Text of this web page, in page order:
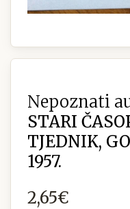
Nepoznati
STARI
TJEDNIK,
1957.
2,65€